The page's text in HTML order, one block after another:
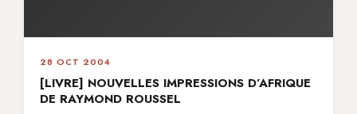
28 OCT 2004
[LIVRE] NOUVELLES IMPRESSIONS D’AFRIQUE
DE RAYMOND ROUSSEL